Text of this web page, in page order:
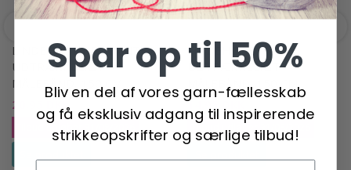
LINDEHOBBY FIRKANTET
UDTRÆKKELIGT
MÅLEBÅND, 150 CM
20,95 DKK
Tilbud udløber 31/08/2026
LINDEHOBBY
UDTRÆKKELIGT
MÅLEBÅND, 150 CM
14,95 DKK
Tilbud udløber 31/08/2026
Spar op til 50%
Bliv en del af vores garn-fællesskab
og få eksklusiv adgang til inspirerende
strikkeopskrifter og særlige tilbud!